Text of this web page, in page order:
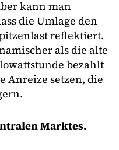
kann man
die Umlage den
reflektiert.
als die alte
bezahlt
Anreize setzen, die
Marktes.